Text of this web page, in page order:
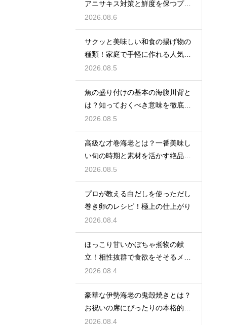
アニサキス対策と鮮度を保つプロ
の技
2026.08.6
サクッと美味しい和食の揚げ物の
種類！家庭で手軽に作れる人気の
絶品レシピ
2026.08.5
魚の盛り付けの基本の海腹川背と
は？知っておくべき意味を徹底解
説
2026.08.5
高級な才巻海老とは？一番美味し
い旬の時期と素材を活かす絶品レ
シピ
2026.08.5
プロが教える白だしを使っただし
巻き卵のレシピ！極上の仕上がり
2026.08.4
ほっこり甘いかぼちゃ煮物の献
立！相性抜群で食欲をそそるメイ
ン料理を紹介
2026.08.4
豪華な伊勢海老の鬼殻焼きとは？
お祝いの席にぴったりの本格的な
レシピ
2026.08.4